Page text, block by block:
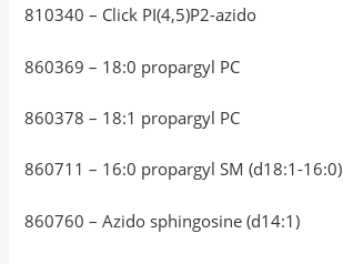
810340 – Click PI(4,5)P2-azido
860369 – 18:0 propargyl PC
860378 – 18:1 propargyl PC
860711 – 16:0 propargyl SM (d18:1-16:0)
860760 – Azido sphingosine (d14:1)